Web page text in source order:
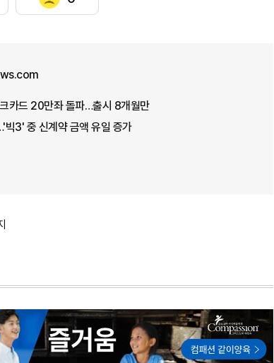
카드 20만좌 돌파…출시 8개월만
3' 중 신계약 금액 유일 증가